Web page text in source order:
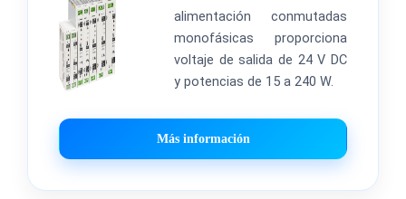
alimentación conmutadas
monofásicas proporciona
voltaje de salida de 24 V DC
y potencias de 15 a 240 W.
Más información